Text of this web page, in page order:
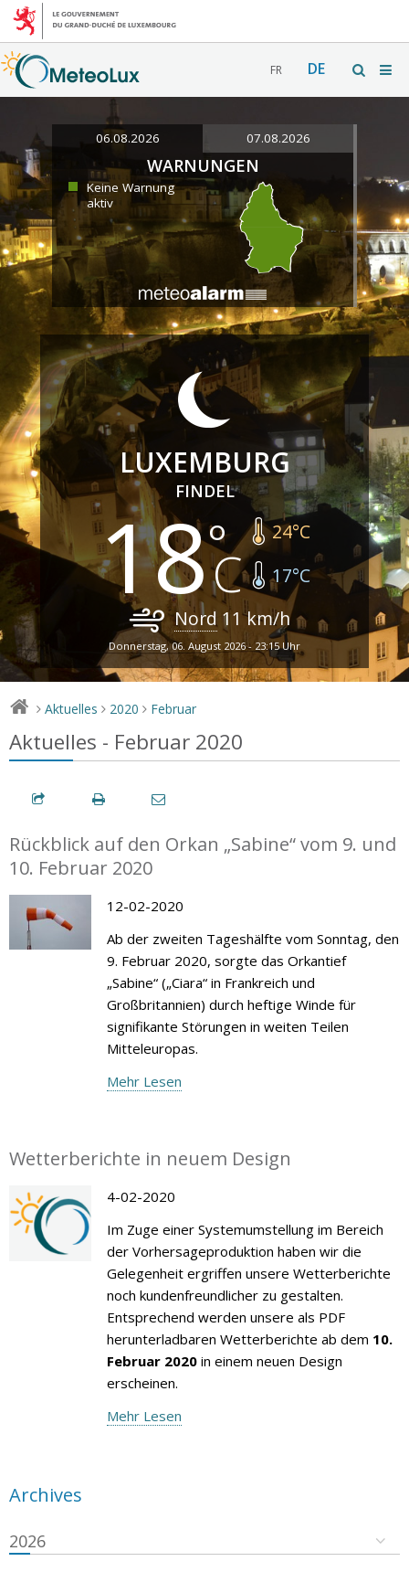
FR DE
06.08.2026 07.08.2026
WARNUNGEN
Keine Warnung
aktiv
LUXEMBURG
FINDEL
18 24°C
17°C
Nord 11km/h
Donnerstag, 06. August 2026 - 23:15 Uhr
> Aktuelles > 2020 > Februar
Aktuelles - Februar 2020
Rückblick auf den Orkan „Sabine“ vom 9. und
10. Februar 2020
12-02-2020
Ab der zweiten Tageshälfte vom Sonntag, den
9. Februar 2020, sorgte das Orkantief
„Sabine“ („Ciara“ in Frankreich und
Großbritannien) durch heftige Winde für
signifikante Störungen in weiten Teilen
Mitteleuropas.
Mehr Lesen
Wetterberichte in neuem Design
4-02-2020
Im Zuge einer Systemumstellung im Bereich
der Vorhersageproduktion haben wir die
Gelegenheit ergriffen unsere Wetterberichte
noch kundenfreundlicher zu gestalten.
Entsprechend werden unsere als PDF
herunterladbaren Wetterberichte ab dem 10.
Februar 2020in einem neuen Design
erscheinen.
Mehr Lesen
Archives
2026